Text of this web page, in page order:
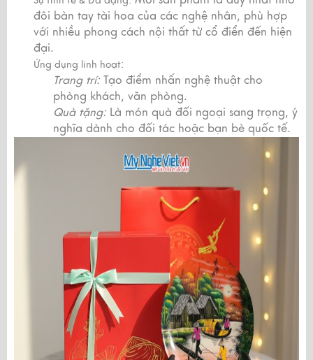
đôi bàn tay tài hoa của các nghệ nhân, phù hợp
với nhiều phong cách nội thất từ cổ điển đến hiện
đại.
Ứng dụng linh hoạt:
Trang trí: Tạo điểm nhấn nghệ thuật cho
phòng khách, văn phòng.
Quà tặng: Là món quà đối ngoại sang trọng, ý
nghĩa dành cho đối tác hoặc bạn bè quốc tế.